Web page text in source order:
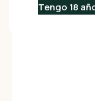
Tengo 18